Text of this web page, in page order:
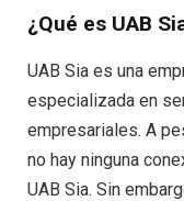
¿Qué es UAB
UAB Sia es una
especializada en
empresariales. A
no hay ninguna
UAB Sia. Sin